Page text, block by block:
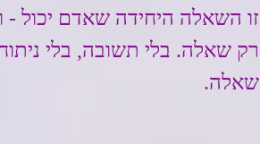
זו השאלה היחידה שאדם יכול
רק שאלה. בלי תשובה, בלי
שאלה.